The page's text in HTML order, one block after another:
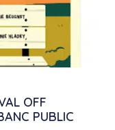
OFF
PUBLIC